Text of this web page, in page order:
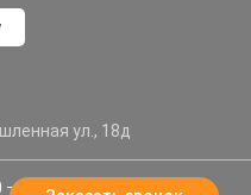
ул., 18д
21:00